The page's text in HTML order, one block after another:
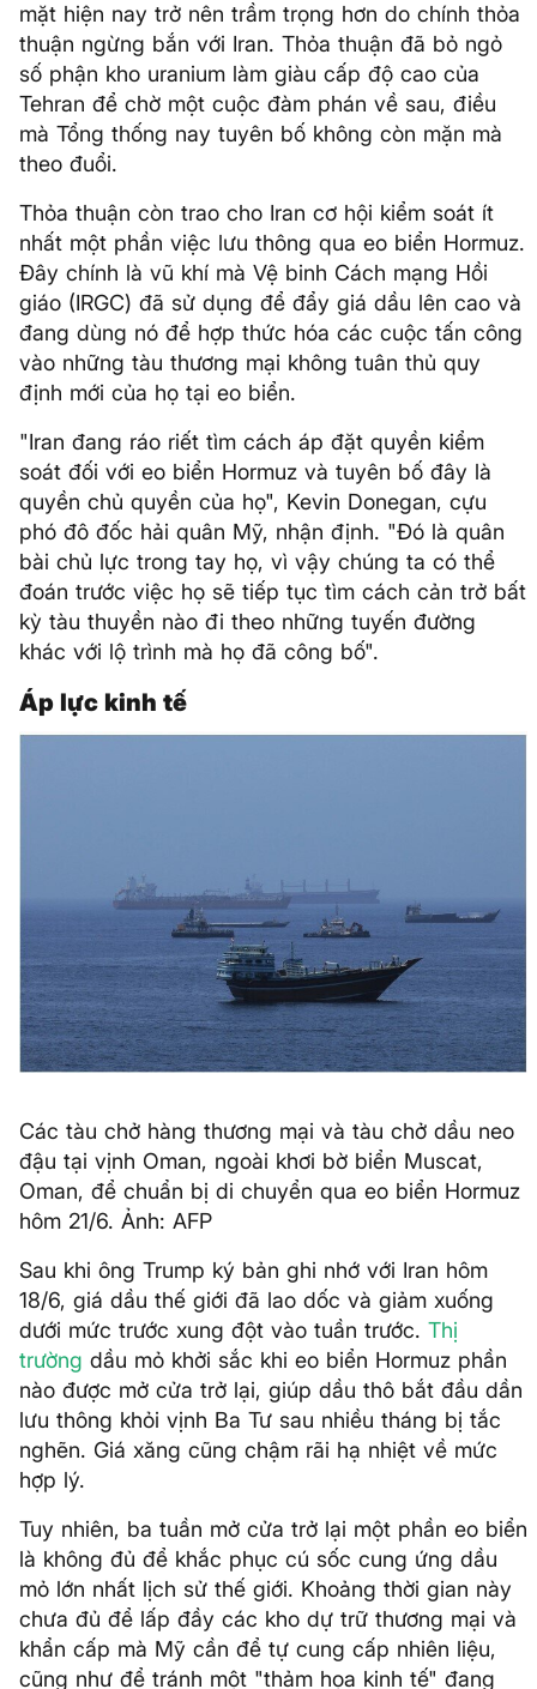
mặt hiện nay trở nên trầm trọng hơn do chính thỏa
thuận ngừng bắn với Iran. Thỏa thuận đã bỏ ngỏ
số phận kho uranium làm giàu cấp độ cao của
Tehran để chờ một cuộc đàm phán về sau, điều
mà Tổng thống nay tuyên bố không còn mặn mà
theo đuổi.
Thỏa thuận còn trao cho Iran cơ hội kiểm soát ít
nhất một phần việc lưu thông qua eo biển Hormuz.
Đây chính là vũ khí mà Vệ binh Cách mạng Hồi
giáo (IRGC) đã sử dụng để đẩy giá dầu lên cao và
đang dùng nó để hợp thức hóa các cuộc tấn công
vào những tàu thương mại không tuân thủ quy
định mới của họ tại eo biển.
"Iran đang ráo riết tìm cách áp đặt quyền kiểm
soát đối với eo biển Hormuz và tuyên bố đây là
quyền chủ quyền của họ", Kevin Donegan, cựu
phó đô đốc hải quân Mỹ, nhận định. "Đó là quân
bài chủ lực trong tay họ, vì vậy chúng ta có thể
đoán trước việc họ sẽ tiếp tục tìm cách cản trở bất
kỳ tàu thuyền nào đi theo những tuyến đường
khác với lộ trình mà họ đã công bố".
Áp lực kinh tế
Các tàu chở hàng thương mại và tàu chở dầu neo
đậu tại vịnh Oman, ngoài khơi bờ biển Muscat,
Oman, để chuẩn bị di chuyển qua eo biển Hormuz
hôm 21/6. Ảnh: AFP
Sau khi ông Trump ký bản ghi nhớ với Iran hôm
18/6, giá dầu thế giới đã lao dốc và giảm xuống
dưới mức trước xung đột vào tuần trước. Thị
trường dầu mỏ khởi sắc khi eo biển Hormuz phần
nào được mở cửa trở lại, giúp dầu thô bắt đầu dần
lưu thông khỏi vịnh Ba Tư sau nhiều tháng bị tắc
nghẽn. Giá xăng cũng chậm rãi hạ nhiệt về mức
hợp lý.
Tuy nhiên, ba tuần mở cửa trở lại một phần eo biển
là không đủ để khắc phục cú sốc cung ứng dầu
mỏ lớn nhất lịch sử thế giới. Khoảng thời gian này
chưa đủ để lấp đầy các kho dự trữ thương mại và
khẩn cấp mà Mỹ cần để tự cung cấp nhiên liệu,
cũng như để tránh một "thảm họa kinh tế" đang